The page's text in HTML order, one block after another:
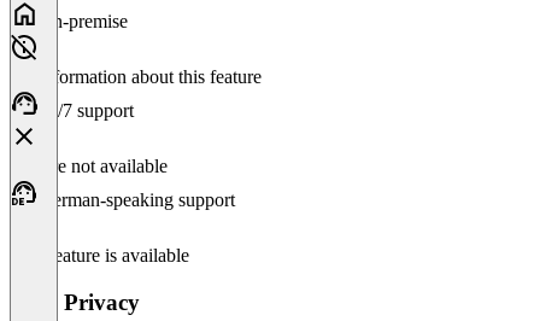
On-premise
No information about this feature
24/7 support
Feature not available
German-speaking support
This feature is available
Data Privacy